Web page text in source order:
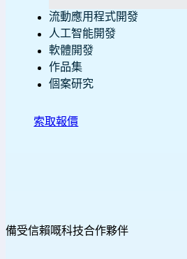
流動應用程式開發
人工智能開發
軟體開發
作品集
個案研究
索取報價
備受信賴嘅科技合作夥伴